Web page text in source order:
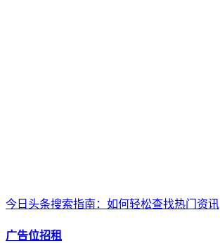
今日头条搜索指南：如何轻松查找热门资讯
广告位招租